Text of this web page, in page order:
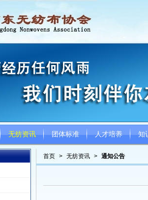
无纺资讯 团体标准 人才培养 知
首页 > 无纺资讯 > 通知公告